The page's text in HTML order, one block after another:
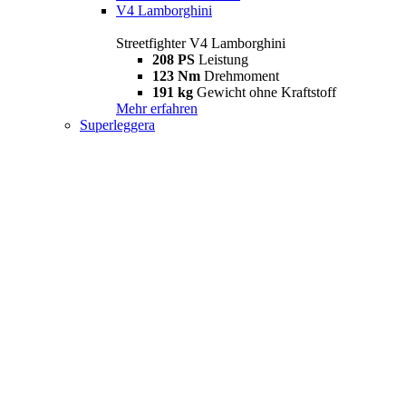
V4 Lamborghini
Streetfighter V4 Lamborghini
208 PS Leistung
123 Nm Drehmoment
191 kg Gewicht ohne Kraftstoff
Mehr erfahren
Superleggera